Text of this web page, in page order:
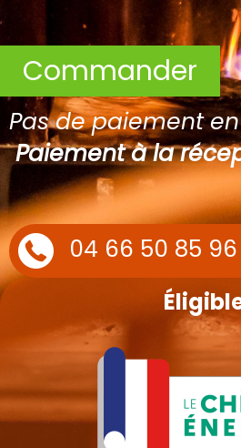
Commander
Pas de paiement
Paiement à la
04 66 50 85 96